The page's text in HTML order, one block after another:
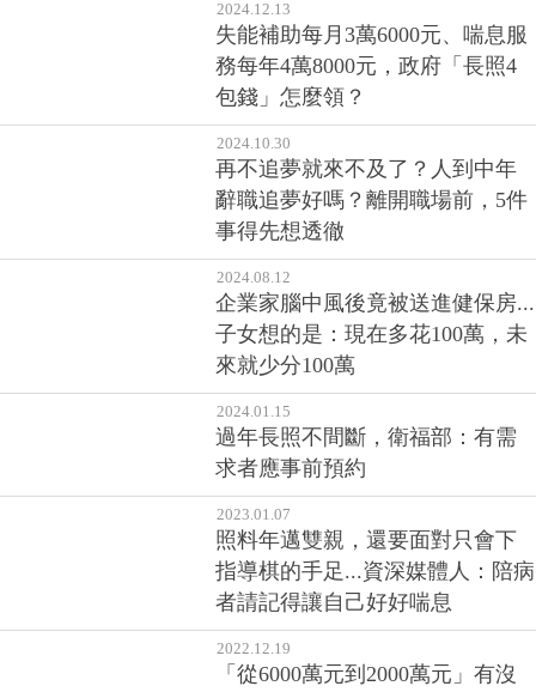
2024.12.13
失能補助每月3萬6000元、喘息服
務每年4萬8000元，政府「長照4
包錢」怎麼領？
2024.10.30
再不追夢就來不及了？人到中年
辭職追夢好嗎？離開職場前，5件
事得先想透徹
2024.08.12
企業家腦中風後竟被送進健保房...
子女想的是：現在多花100萬，未
來就少分100萬
2024.01.15
過年長照不間斷，衛福部：有需
求者應事前預約
2023.01.07
照料年邁雙親，還要面對只會下
指導棋的手足...資深媒體人：陪病
者請記得讓自己好好喘息
2022.12.19
「從6000萬元到2000萬元」有沒